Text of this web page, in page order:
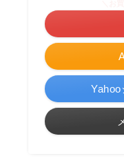
Yahoo